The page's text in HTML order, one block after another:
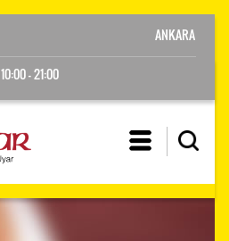
10:00 - 21:00
ANKARA